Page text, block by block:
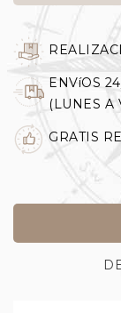
ENVíOS
(LUNES A
GRATIS